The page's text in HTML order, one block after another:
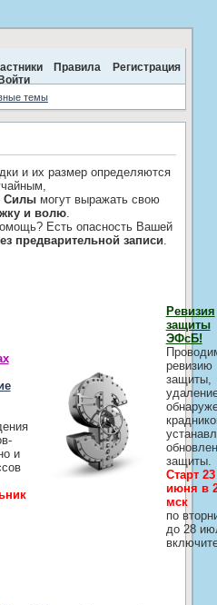
Правила
Регистрация
Войти
темы
и их размер определяются
Силымогут выражать свою
и волю
Есть опасность Вашей
предварительной записи
и
Ревизия
защиты
ЭФсБ!
ревизию
защиты,
защиты.
Старт 23
июня в
мск
по
до 28